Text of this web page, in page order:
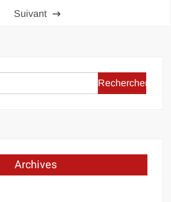
Suivant
Rechercher :
Archives